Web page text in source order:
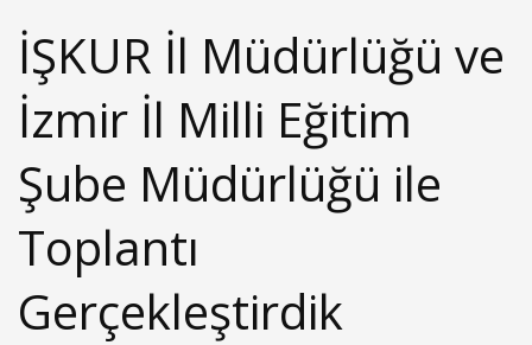
İŞKUR İl Müdürlüğü ve
İzmir İl Milli Eğitim
Şube Müdürlüğü ile
Toplantı
Gerçekleştirdik